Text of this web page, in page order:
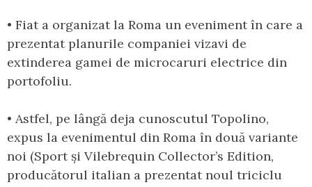
• Fiat a organizat la Roma un eveniment în care a
prezentat planurile companiei vizavi de
extinderea gamei de microcaruri electrice din
portofoliu.
• Astfel, pe lângă deja cunoscutul Topolino,
expus la evenimentul din Roma în două variante
noi (Sport și Vilebrequin Collector’s Edition,
producătorul italian a prezentat noul triciclu